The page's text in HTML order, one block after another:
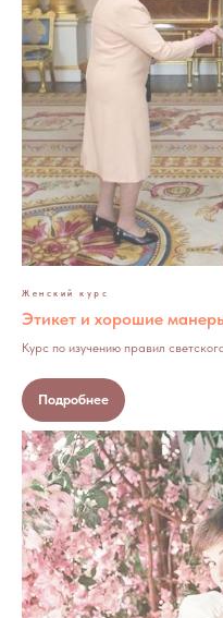
Женский курс
Этикет и хорошие
Курс по изучению правил
Подробнее